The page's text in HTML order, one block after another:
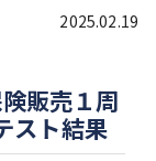
2025.02.19
販売１周
スト結果